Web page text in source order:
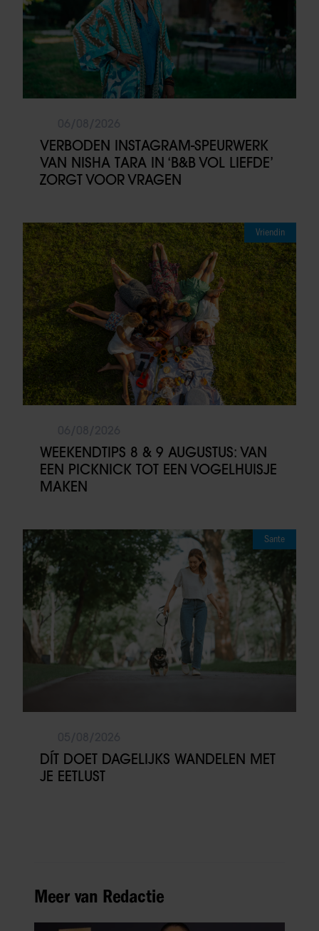
VERBODEN INSTAGRAM-SPEURWERK
VAN NISHA TARA IN ‘B&B VOL LIEFDE’
ZORGT VOOR VRAGEN
Vriendin
WEEKENDTIPS 8 & 9 AUGUSTUS: VAN
EEN PICKNICK TOT EEN VOGELHUISJE
MAKEN
Sante
DÍT DOET DAGELIJKS WANDELEN MET
JE EETLUST
Meer van Redactie